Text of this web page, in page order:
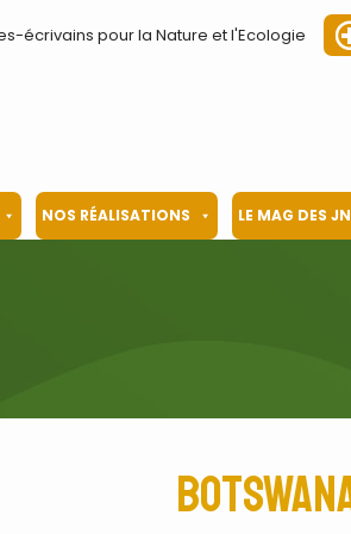
écrivains pour la Nature et l'Ecologie
NOS RÉALISATIONS LE MAG DES